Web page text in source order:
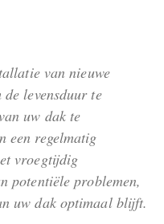
van nieuwe
levensduur te
uw dak te
een regelmatig
vroegtijdig
potentiële problemen,
uw dak optimaal blijft.